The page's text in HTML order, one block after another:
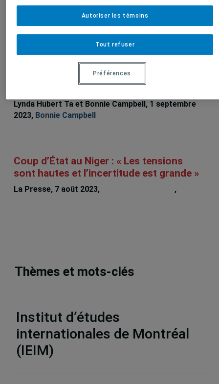
Environmental protection in
Madagascar: Biodiversity offsetting in
the mining sector as a corporate social
responsibility strategy
Lynda Hubert Ta et Bonnie Campbell, 1 septembre
2023, Bonnie Campbell
Coup d’État au Niger : « Les tensions
sont hautes et l’incertitude est grande »
La Presse, 7 août 2023, ,
Thèmes et mots-clés
Institut d’études
internationales de Montréal
(IEIM)
Tout refuser
Autoriser les témoins
Préférences